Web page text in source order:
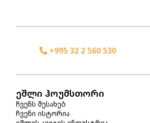
+995 32 2 560 530
ეშლი ჰოუმსთორი
ჩვენს შესახებ
ჩვენი ისტორია